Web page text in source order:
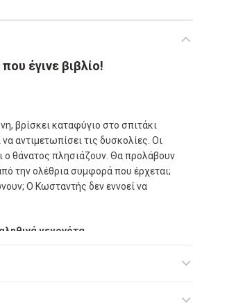
έγινε βιβλίο!
βρίσκει καταφύγιο στο σπιτάκι
αντιµετωπίσει τις δυσκολίες. Οι
ο θάνατος πλησιάζουν. Θα προλάβουν
την ολέθρια συµφορά που έρχεται;
Ο Κωσταντής δεν εννοεί να
γεγονότα.